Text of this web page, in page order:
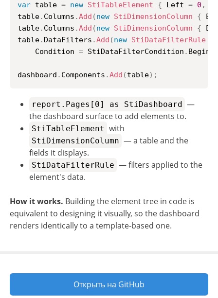
var table = new StiTableElement { Left = 0 ,
table. Columns .Add (new StiDimensionColumn {
table. Columns .Add (new StiDimensionColumn {
table. DataFilters .Add (new StiDataFilterRule
    Condition
= StiDataFilterCondition .
dashboard . Components .Add (table) ;
report.Pages[0] as StiDashboard —
the dashboard surface to add elements to.
StiTableElement with
StiDimensionColumn — a table and the
fields it displays.
StiDataFilterRule — filters applied to the
element's data.
How it works. Building the element tree in code is
equivalent to designing it visually, so the dashboard
renders identically to a template-based one.
Открыть на GitHub